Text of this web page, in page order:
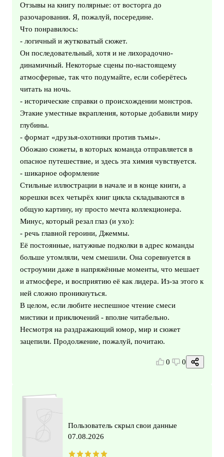
Отзывы на книгу полярные: от восторга до
разочарования. Я, пожалуй, посередине.
Что понравилось:
- логичный и жутковатый сюжет.
Он последовательный, хотя и не лихорадочно-
динамичный. Некоторые сцены по-настоящему
атмосферные, так что подумайте, если соберётесь
читать на ночь.
- исторические справки о происхождении монстров.
Этакие уместные вкрапления, которые добавили миру
глубины.
- формат «друзья-охотники против тьмы».
Обожаю сюжеты, в которых команда отправляется в
опасное путешествие, и здесь эта химия чувствуется.
- шикарное оформление
Стильные иллюстрации в начале и в конце книги, а
корешки всех четырёх книг цикла складываются в
общую картину, ну просто мечта коллекционера.
️Минус, который резал глаз (и ухо):
- речь главной героини, Джеммы.
Её постоянные, натужные подколки в адрес команды
больше утомляли, чем смешили. Она соревнуется в
остроумии даже в напряжённые моменты, что мешает
и атмосфере, и восприятию её как лидера. Из-за этого к
ней сложно проникнуться.
В целом, если любите неспешное чтение смеси
мистики и приключений - вполне читабельно.
Несмотря на раздражающий юмор, мир и сюжет
зацепили. Продолжение, пожалуй, почитаю.
0 0
Пользователь скрыл свои данные
07.08.2026